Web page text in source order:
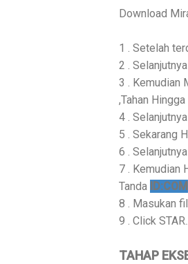
Download
1 . Setelah
2 .
3 . Kemudian
,Tahan
4 .
5 . Sekarang
6 .
7 . Kemudian
Tanda ID:COM
8 . Masukan
9 . Click STAR..
TAHAP